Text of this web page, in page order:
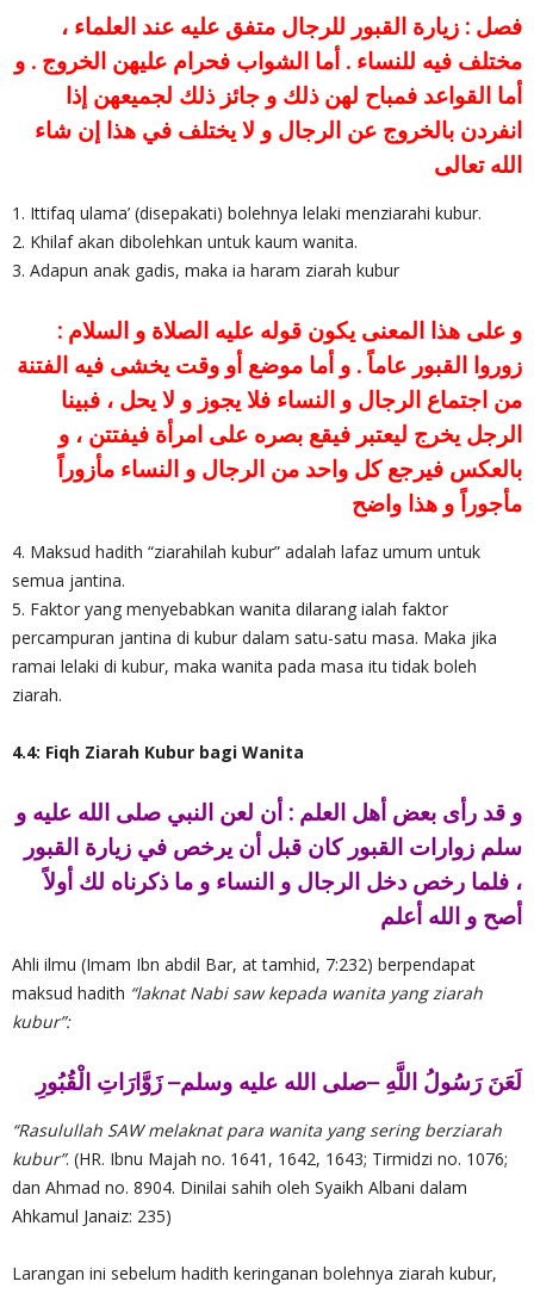
فصل : زيارة القبور للرجال متفق عليه عند العلماء ،
مختلف فيه للنساء . أما الشواب فحرام عليهن الخروج . و
أما القواعد فمباح لهن ذلك و جائز ذلك لجميعهن إذا
انفردن بالخروج عن الرجال و لا يختلف في هذا إن شاء
الله تعالى
1. Ittifaq ulama’ (disepakati) bolehnya lelaki menziarahi kubur.
2. Khilaf akan dibolehkan untuk kaum wanita.
3. Adapun anak gadis, maka ia haram ziarah kubur
و على هذا المعنى يكون قوله عليه الصلاة و السلام :
زوروا القبور عاماً . و أما موضع أو وقت يخشى فيه الفتنة
من اجتماع الرجال و النساء فلا يجوز و لا يحل ، فبينا
الرجل يخرج ليعتبر فيقع بصره على امرأة فيفتتن ، و
بالعكس فيرجع كل واحد من الرجال و النساء مأزوراً
مأجوراً و هذا واضح
4. Maksud hadith “ziarahilah kubur” adalah lafaz umum untuk
semua jantina.
5. Faktor yang menyebabkan wanita dilarang ialah faktor
percampuran jantina di kubur dalam satu-satu masa. Maka jika
ramai lelaki di kubur, maka wanita pada masa itu tidak boleh
ziarah.
4.4: Fiqh Ziarah Kubur bagi Wanita
و قد رأى بعض أهل العلم : أن لعن النبي صلى الله عليه و
سلم زوارات القبور كان قبل أن يرخص في زيارة القبور
، فلما رخص دخل الرجال و النساء و ما ذكرناه لك أولاً
أصح و الله أعلم
Ahli ilmu (Imam Ibn abdil Bar, at tamhid, 7:232) berpendapat
maksud hadith “laknat Nabi saw kepada wanita yang ziarah
kubur”:
لَعَنَ رَسُولُ اللَّهِ –صلى الله عليه وسلم– زَوَّارَاتِ الْقُبُورِ
“Rasulullah SAW melaknat para wanita yang sering berziarah
kubur”. (HR. Ibnu Majah no. 1641, 1642, 1643; Tirmidzi no. 1076;
dan Ahmad no. 8904. Dinilai sahih oleh Syaikh Albani dalam
Ahkamul Janaiz: 235)
Larangan ini sebelum hadith keringanan bolehnya ziarah kubur,